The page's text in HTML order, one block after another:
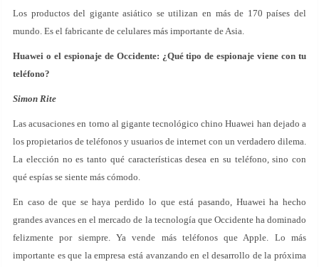
Los productos del gigante asiático se utilizan en más de 170 países del
mundo. Es el fabricante de celulares más importante de Asia.
Huawei o el espionaje de Occidente: ¿Qué tipo de espionaje viene con tu
teléfono?
Simon Rite
Las acusaciones en torno al gigante tecnológico chino Huawei han dejado a
los propietarios de teléfonos y usuarios de internet con un verdadero dilema.
La elección no es tanto qué características desea en su teléfono, sino con
qué espías se siente más cómodo.
En caso de que se haya perdido lo que está pasando, Huawei ha hecho
grandes avances en el mercado de la tecnología que Occidente ha dominado
felizmente por siempre. Ya vende más teléfonos que Apple. Lo más
importante es que la empresa está avanzando en el desarrollo de la próxima